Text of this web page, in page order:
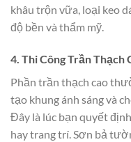
khâu trộn vữa, loại keo
độ bền và thẩm mỹ.
4. Thi Công Trần Thạch
Phần trần thạch cao
tạo khung ánh sáng và
Đây là lúc bạn quyết
hay trang trí. Sơn bả